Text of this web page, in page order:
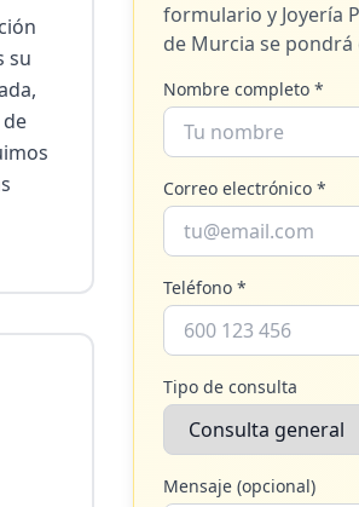
su
formulario y Joyería
de Murcia se
Nombre completo *
Correo electrónico *
Teléfono *
Tipo de consulta
Mensaje (opcional)